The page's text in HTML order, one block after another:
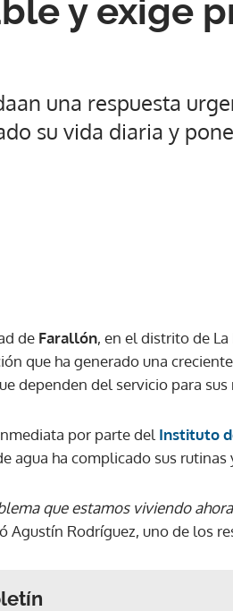
y exige
una respuesta
su vida diaria y
de Farallón, en el distrito de La
que ha generado una
dependen del servicio para sus
por parte del Instituto
agua ha complicado sus
que estamos viviendo
Agustín Rodríguez, uno de los